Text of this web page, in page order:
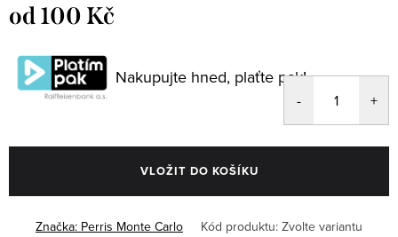
od100 Kč
cena:
Nakupujte hned, plaťte pak!
VLOŽIT DO KOŠÍKU
Značka: Perris Monte Carlo Kód produktu: Zvolte variantu